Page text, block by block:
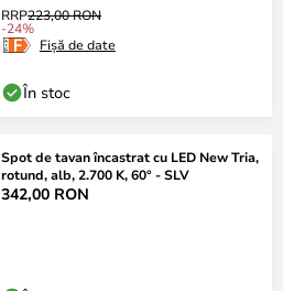
RRP223,00 RON
-24%
Fișă de date
În stoc
Spot de tavan încastrat cu LED New Tria,
rotund, alb, 2.700 K, 60° - SLV
342,00 RON